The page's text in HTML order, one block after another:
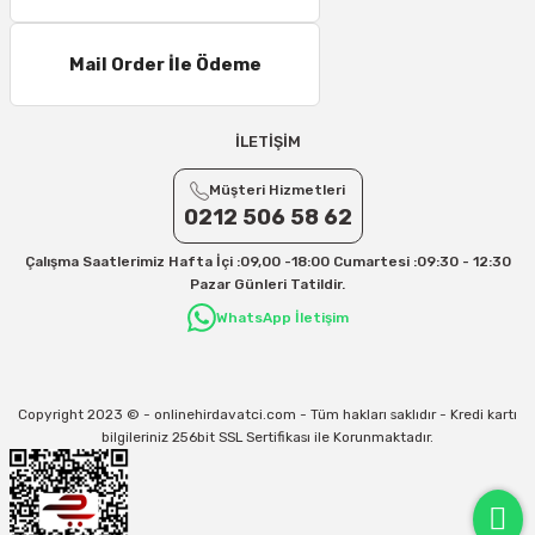
16 – 20 Desi/Kg= 307,50 TL- 371,80 TL
21 – 25 Desi/Kg= 357,90 TL-- 397,40 TL
Yurtiçi Kargo için 30 Desi sonrası her +1 Desi: 13 TL
Aras Kargo için 30 Desi sonrası her +1 Desi: 17 TL
Kargo ve teslimat süreçleriyle ilgili tüm sorularınız için bizimle iletişime
31/12/2026 Tarihine Kadar Geçerlidir
Mail Order İle Ödeme
İLETİŞİM
Müşteri Hizmetleri
0212 506 58 62
Çalışma Saatlerimiz Hafta İçi :09,00 -18:00 Cumartesi :09:30 - 12:30
Pazar Günleri Tatildir.
WhatsApp İletişim
Copyright 2023 © - onlinehirdavatci.com - Tüm hakları saklıdır - Kredi kartı
bilgileriniz 256bit SSL Sertifikası ile Korunmaktadır.